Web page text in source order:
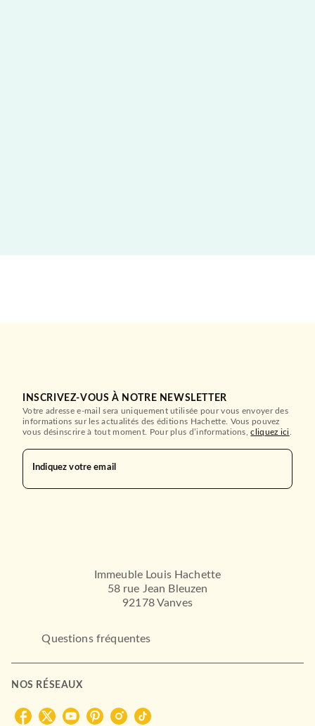
INSCRIVEZ-VOUS À NOTRE NEWSLETTER
Votre adresse e-mail sera uniquement utilisée pour vous envoyer des
informations sur les actualités des éditions Hachette. Vous pouvez
vous désinscrire à tout moment. Pour plus d’informations,cliquez ici
Indiquez votre email
Immeuble Louis Hachette
58 rue Jean Bleuzen
92178 Vanves
Questions fréquentes
NOS RÉSEAUX